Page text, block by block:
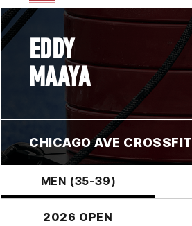
EDDY
MAAYA
CHICAGO AVE CROSSFIT
MEN (35-39)
2026 OPEN